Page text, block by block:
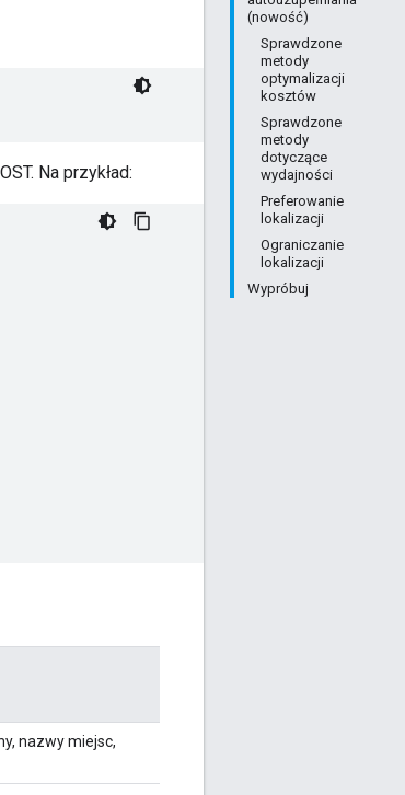
(nowość)
Sprawdzone
metody
optymalizacji
kosztów
Sprawdzone
metody
dotyczące
wydajności
Preferowanie
lokalizacji
Ograniczanie
lokalizacji
Wypróbuj
Na przykład:
nazwy miejsc,